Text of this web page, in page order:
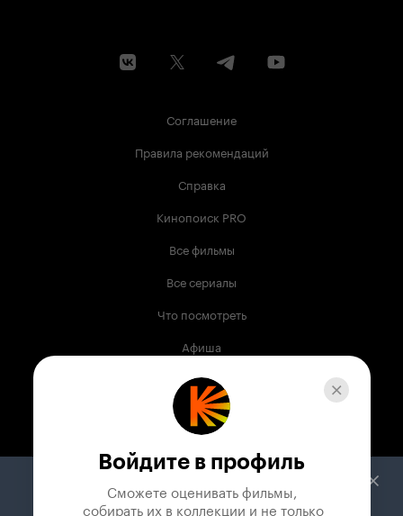
Соглашение
Правила рекомендаций
Справка
Кинопоиск PRO
Все фильмы
Все сериалы
Что посмотреть
Афиша
Музыка
Телепрограмма
Служба поддержки
Войдите в профиль
Сможете оценивать фильмы,
собирать их в коллекции и не только